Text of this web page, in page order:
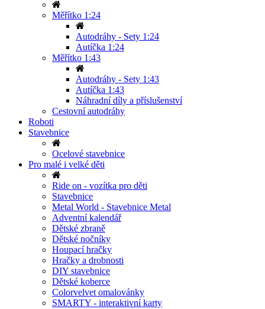
Měřítko 1:24
Autodráhy - Sety 1:24
Autíčka 1:24
Měřítko 1:43
Autodráhy - Sety 1:43
Autíčka 1:43
Náhradní díly a příslušenství
Cestovní autodráhy
Roboti
Stavebnice
Ocelové stavebnice
Pro malé i velké děti
Ride on - vozítka pro děti
Stavebnice
Metal World - Stavebnice Metal
Adventní kalendář
Dětské zbraně
Dětské nočníky
Houpací hračky
Hračky a drobnosti
DIY stavebnice
Dětské koberce
Colorvelvet omalovánky
SMARTY - interaktivní karty